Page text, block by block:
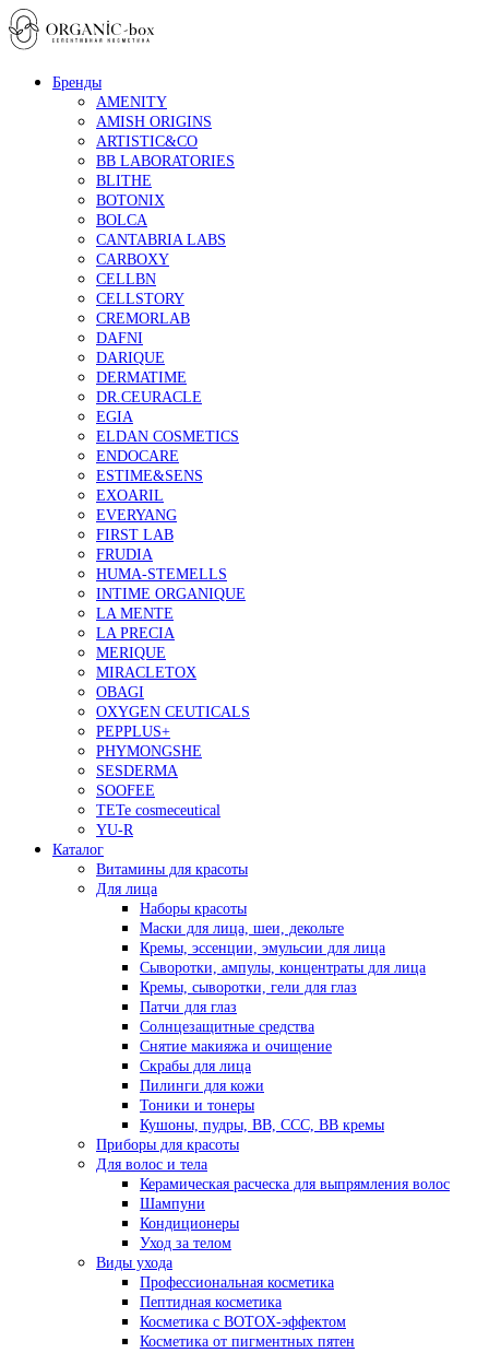
Бренды
AMENITY
AMISH ORIGINS
ARTISTIC&CO
BB LABORATORIES
BLITHE
BOTONIX
BOLCA
CANTABRIA LABS
CARBOXY
CELLBN
CELLSTORY
CREMORLAB
DAFNI
DARIQUE
DERMATIME
DR.CEURACLE
EGIA
ELDAN COSMETICS
ENDOCARE
ESTIME&SENS
EXOARIL
EVERYANG
FIRST LAB
FRUDIA
HUMA-STEMELLS
INTIME ORGANIQUE
LA MENTE
LA PRECIA
MERIQUE
MIRACLETOX
OBAGI
OXYGEN CEUTICALS
PEPPLUS+
PHYMONGSHE
SESDERMA
SOOFEE
TETe cosmeceutical
YU-R
Каталог
Витамины для красоты
Для лица
Наборы красоты
Маски для лица, шеи, декольте
Кремы, эссенции, эмульсии для лица
Сыворотки, ампулы, концентраты для лица
Кремы, сыворотки, гели для глаз
Патчи для глаз
Солнцезащитные средства
Снятие макияжа и очищение
Скрабы для лица
Пилинги для кожи
Тоники и тонеры
Кушоны, пудры, ВВ, ССС, ВВ кремы
Приборы для красоты
Для волос и тела
Керамическая расческа для выпрямления волос
Шампуни
Кондиционеры
Уход за телом
Виды ухода
Профессиональная косметика
Пептидная косметика
Косметика с BOTOX-эффектом
Косметика от пигментных пятен